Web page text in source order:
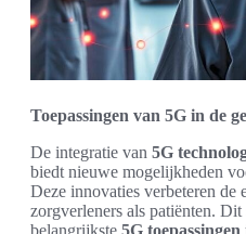
Toepassingen van 5G in de
De integratie van 5G
biedt nieuwe mogelijkheden
Deze innovaties verbeteren de
zorgverleners als patiënten. Dit
belangrijkste 5G